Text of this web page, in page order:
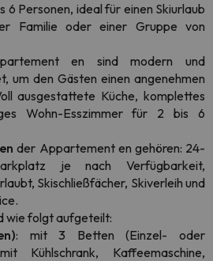
Personen, ideal für einen Skiurlaub
Familie oder einer Gruppe von
en sind modern und
um den Gästen einen angenehmen
ausgestattete Küche, komplettes
Wohn-Esszimmer für 2 bis 6
der Appartement en gehören: 24-
je nach Verfügbarkeit,
Skischließfächer, Skiverleih und
wie folgt aufgeteilt:
: mit 3 Betten (Einzel- oder
Kühlschrank, Kaffeemaschine,